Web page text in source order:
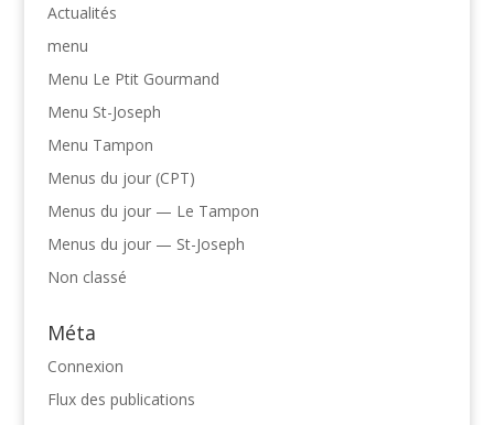
Actualités
menu
Menu Le Ptit Gourmand
Menu St-Joseph
Menu Tampon
Menus du jour (CPT)
Menus du jour — Le Tampon
Menus du jour — St-Joseph
Non classé
Méta
Connexion
Flux des publications